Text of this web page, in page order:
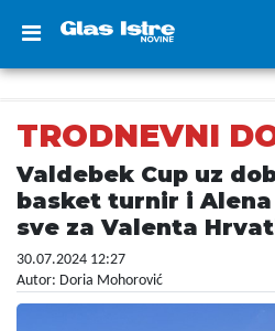
TRODNEVNI
Valdebek Cup uz
basket turnir i
sve za Valenta
30.07.2024 12:27
Autor: Doria Mohorović